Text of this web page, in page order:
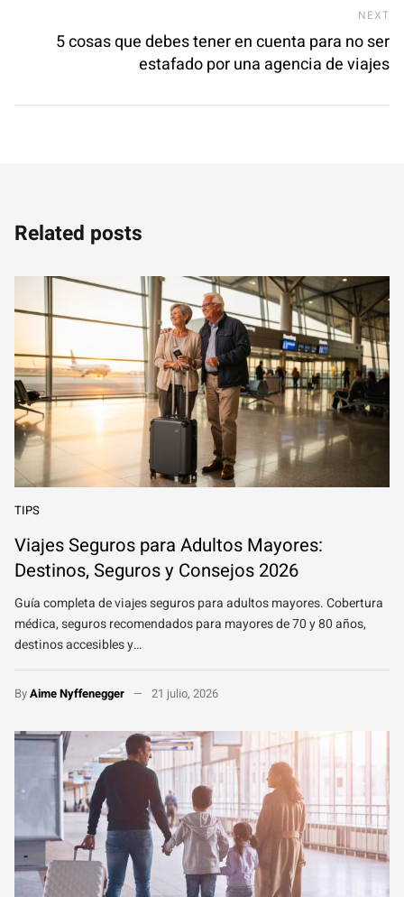
NEXT
5 cosas que debes tener en cuenta para no ser
estafado por una agencia de viajes
Related posts
TIPS
Viajes Seguros para Adultos Mayores:
Destinos, Seguros y Consejos 2026
Guía completa de viajes seguros para adultos mayores. Cobertura
médica, seguros recomendados para mayores de 70 y 80 años,
destinos accesibles y…
ByAime Nyffenegger 21 julio, 2026